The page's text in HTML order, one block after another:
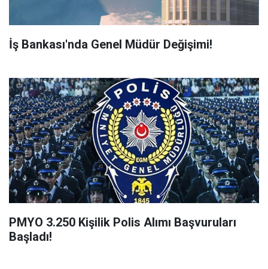
İş Bankası'nda Genel Müdür Değişimi!
PMYO 3.250 Kişilik Polis Alımı Başvuruları
Başladı!